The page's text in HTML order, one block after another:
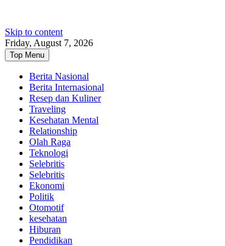
Skip to content
Friday, August 7, 2026
Top Menu
Berita Nasional
Berita Internasional
Resep dan Kuliner
Traveling
Kesehatan Mental
Relationship
Olah Raga
Teknologi
Selebritis
Selebritis
Ekonomi
Politik
Otomotif
kesehatan
Hiburan
Pendidikan